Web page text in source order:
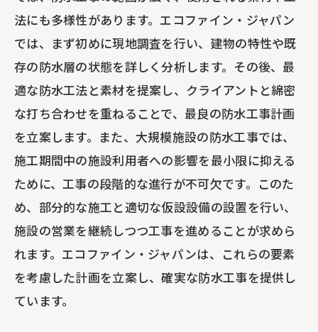
法にも多様性があります。エコファイン・ジャパン
では、まず初めに現地調査を行い、建物の特性や既
存の防水層の状態を詳しく分析します。その後、最
適な防水工法と素材を提案し、クライアントと綿密
な打ち合わせを重ねることで、最良の防水工事計画
を立案します。また、大規模施設の防水工事では、
施工期間中の施設利用者への影響を最小限に抑える
ために、工事の段階的な進行が不可欠です。このた
め、部分的な施工と適切な仮設設備の設置を行い、
施設の営業を継続しつつ工事を進めることが求めら
れます。エコファイン・ジャパンは、これらの要素
を考慮した計画を立案し、確実な防水工事を提供し
ています。